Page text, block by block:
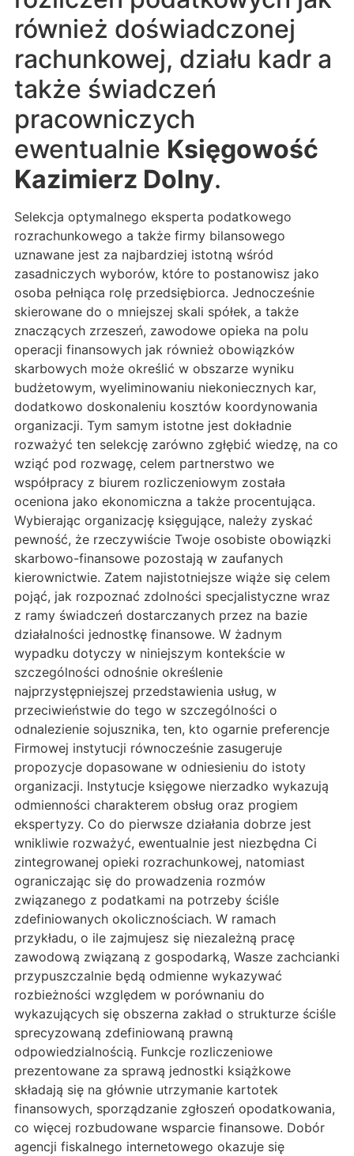
również doświadczonej
rachunkowej, działu kadr a
także świadczeń
pracowniczych
ewentualnie Księgowość
Kazimierz Dolny.
Selekcja optymalnego eksperta podatkowego
rozrachunkowego a także firmy bilansowego
uznawane jest za najbardziej istotną wśród
zasadniczych wyborów, które to postanowisz jako
osoba pełniąca rolę przedsiębiorca. Jednocześnie
skierowane do o mniejszej skali spółek, a także
znaczących zrzeszeń, zawodowe opieka na polu
operacji finansowych jak również obowiązków
skarbowych może określić w obszarze wyniku
budżetowym, wyeliminowaniu niekoniecznych kar,
dodatkowo doskonaleniu kosztów koordynowania
organizacji. Tym samym istotne jest dokładnie
rozważyć ten selekcję zarówno zgłębić wiedzę, na co
wziąć pod rozwagę, celem partnerstwo we
współpracy z biurem rozliczeniowym została
oceniona jako ekonomiczna a także procentująca.
Wybierając organizację księgujące, należy zyskać
pewność, że rzeczywiście Twoje osobiste obowiązki
skarbowo-finansowe pozostają w zaufanych
kierownictwie. Zatem najistotniejsze wiąże się celem
pojąć, jak rozpoznać zdolności specjalistyczne wraz
z ramy świadczeń dostarczanych przez na bazie
działalności jednostkę finansowe. W żadnym
wypadku dotyczy w niniejszym kontekście w
szczególności odnośnie określenie
najprzystępniejszej przedstawienia usług, w
przeciwieństwie do tego w szczególności o
odnalezienie sojusznika, ten, kto ogarnie preferencje
Firmowej instytucji równocześnie zasugeruje
propozycje dopasowane w odniesieniu do istoty
organizacji. Instytucje księgowe nierzadko wykazują
odmienności charakterem obsług oraz progiem
ekspertyzy. Co do pierwsze działania dobrze jest
wnikliwie rozważyć, ewentualnie jest niezbędna Ci
zintegrowanej opieki rozrachunkowej, natomiast
ograniczając się do prowadzenia rozmów
związanego z podatkami na potrzeby ściśle
zdefiniowanych okolicznościach. W ramach
przykładu, o ile zajmujesz się niezależną pracę
zawodową związaną z gospodarką, Wasze zachcianki
przypuszczalnie będą odmienne wykazywać
rozbieżności względem w porównaniu do
wykazujących się obszerna zakład o strukturze ściśle
sprecyzowaną zdefiniowaną prawną
odpowiedzialnością. Funkcje rozliczeniowe
prezentowane za sprawą jednostki książkowe
składają się na głównie utrzymanie kartotek
finansowych, sporządzanie zgłoszeń opodatkowania,
co więcej rozbudowane wsparcie finansowe. Dobór
agencji fiskalnego internetowego okazuje się